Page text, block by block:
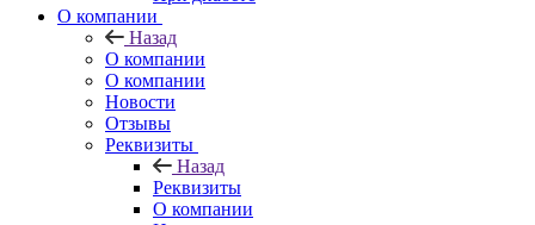
О компании
Назад
О компании
О компании
Новости
Отзывы
Реквизиты
Назад
Реквизиты
О компании